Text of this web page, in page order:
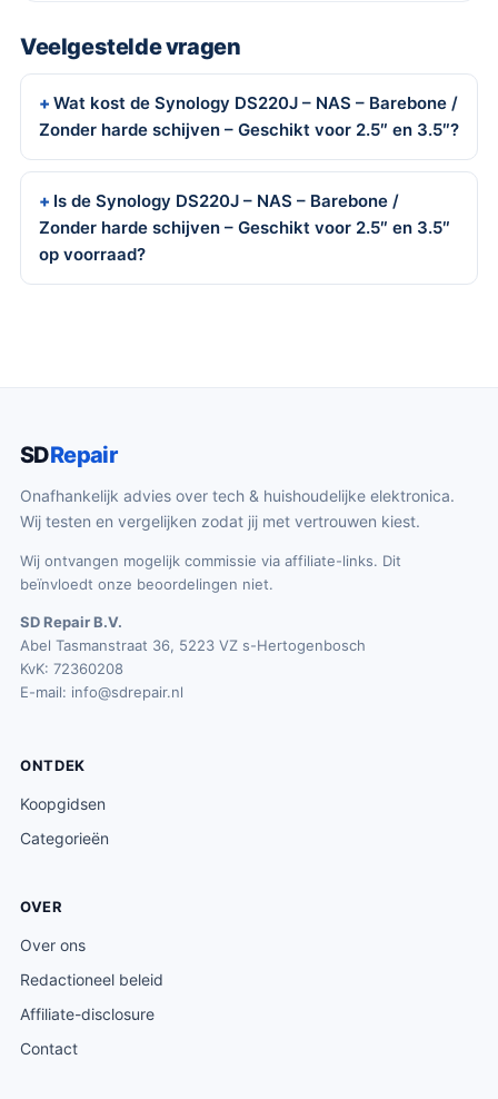
Veelgestelde vragen
Wat kost de Synology DS220J – NAS – Barebone /
Zonder harde schijven – Geschikt voor 2.5″ en 3.5″?
Is de Synology DS220J – NAS – Barebone /
Zonder harde schijven – Geschikt voor 2.5″ en 3.5″
op voorraad?
SDRepair
Onafhankelijk advies over tech & huishoudelijke elektronica.
Wij testen en vergelijken zodat jij met vertrouwen kiest.
Wij ontvangen mogelijk commissie via affiliate-links. Dit
beïnvloedt onze beoordelingen niet.
SD Repair B.V.
Abel Tasmanstraat 36, 5223 VZ s-Hertogenbosch
KvK: 72360208
E-mail: info@sdrepair.nl
ONTDEK
Koopgidsen
Categorieën
OVER
Over ons
Redactioneel beleid
Affiliate-disclosure
Contact